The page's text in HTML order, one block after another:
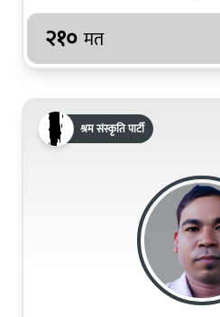
२१० मत
श्रम संस्कृति पार्टी